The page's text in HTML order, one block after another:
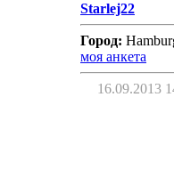
Starlej22
Город:
моя анкета
16.09.2013